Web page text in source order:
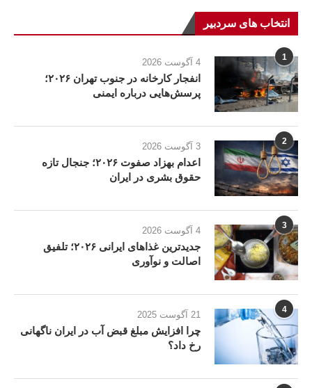
انتخاب های سردبیر
1 4 آگوست 2026
انفجار کارخانه در جنوب تهران ۲۰۲۶؛
پرسش‌هایی درباره ایمنی
2 3 آگوست 2026
اعدام بهزاد صفوت ۲۰۲۶؛ جنجال تازه
حقوق بشری در ایران
3 4 آگوست 2026
جدیدترین غذاهای ایرانی ۲۰۲۶؛ تلفیق
اصالت و نوآوری
4 21 آگوست 2025
چرا افزایش مبلغ قبض آب در ایران ناگهانی
رخ داد؟